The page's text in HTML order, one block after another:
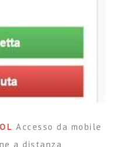
Accesso da mobile
a distanza